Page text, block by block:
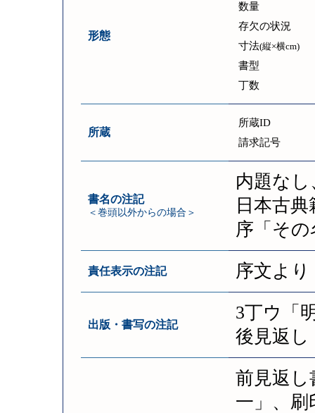
形態
数量
存欠の状況
寸法(縦×横cm)
書型
丁数
所蔵
所蔵ID
請求記号
書名の注記
＜巻頭以外からの場合＞
内題な
日本古
序「そ
責任表示の注記 序文より
出版・書写の注記
3丁ウ「
後見返し
前見返し
一」、